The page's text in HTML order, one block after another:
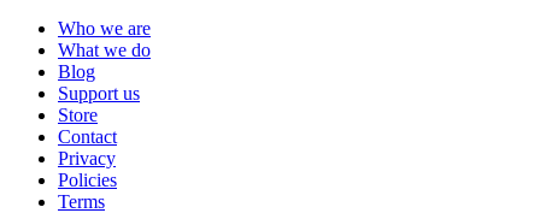
Who we are
What we do
Blog
Support us
Store
Contact
Privacy
Policies
Terms